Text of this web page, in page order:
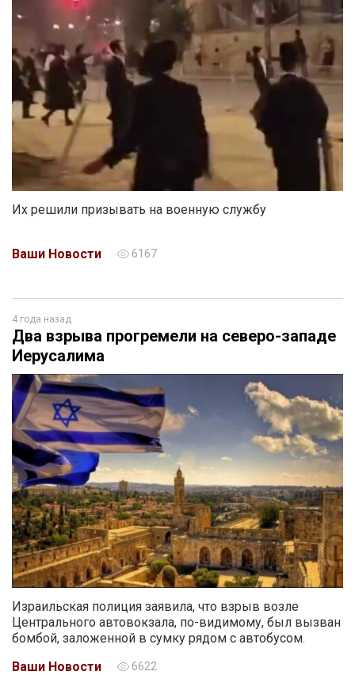
Их решили призывать на военную службу
Ваши Новости 6167
4 года назад
Два взрыва прогремели на северо-западе
Иерусалима
Израильская полиция заявила, что взрыв возле
Центрального автовокзала, по-видимому, был вызван
бомбой, заложенной в сумку рядом с автобусом.
Ваши Новости
6622